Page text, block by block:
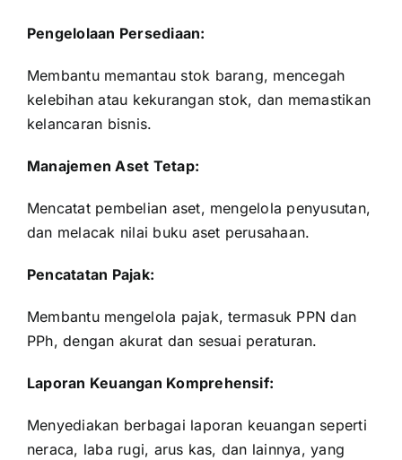
Pengelolaan Persediaan:
Membantu memantau stok barang, mencegah
kelebihan atau kekurangan stok, dan memastikan
kelancaran bisnis.
Manajemen Aset Tetap:
Mencatat pembelian aset, mengelola penyusutan,
dan melacak nilai buku aset perusahaan.
Pencatatan Pajak:
Membantu mengelola pajak, termasuk PPN dan
PPh, dengan akurat dan sesuai peraturan.
Laporan Keuangan Komprehensif:
Menyediakan berbagai laporan keuangan seperti
neraca, laba rugi, arus kas, dan lainnya, yang